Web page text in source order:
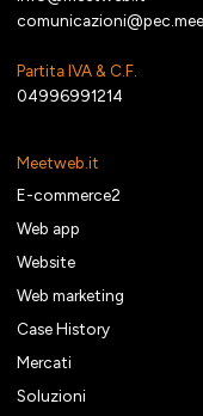
Partita IVA & C.F.
04996991214
Meetweb.it
E-commerce2
Web app
Website
Web marketing
Case History
Mercati
Soluzioni